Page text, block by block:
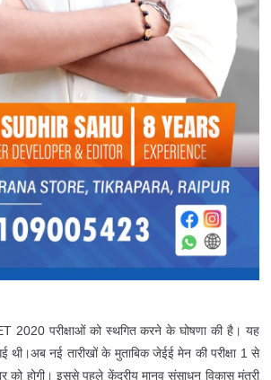
2020 परीक्षाओं को स्थगित करने के घोषणा की है। यह
थी।अब नई तारीखों के मुताबिक जेईई मेन की परीक्षा 1 से
को होगी। इससे पहले केंद्रीय मानव संसाधन विकास मंत्री